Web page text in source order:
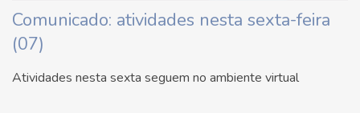
Comunicado: atividades nesta sexta-feira
(07)
Atividades nesta sexta seguem no ambiente virtual